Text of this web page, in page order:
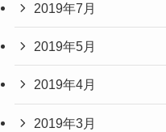
2019年7月
2019年5月
2019年4月
2019年3月